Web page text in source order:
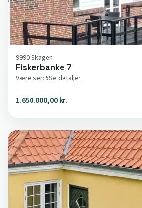
9990 Skagen
Fiskerbanke 7
Værelser: 5Se detaljer
1.650.000,00 kr.